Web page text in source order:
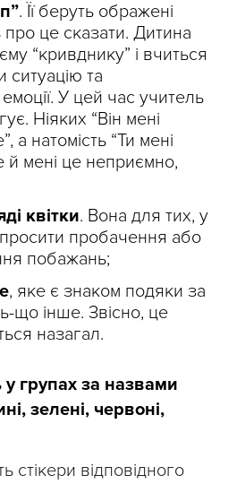
. Її беруть ображені
про це сказати. Дитина
“кривднику” і вчиться
та
У цей час учитель
Ніяких “Він мені
а натомість “Ти мені
мені це неприємно,
квітки. Вона для тих, у
пробачення або
побажань;
, яке є знаком подяки за
що інше. Звісно, це
назагал.
групах за назвами
зелені, червоні,
стікери відповідного